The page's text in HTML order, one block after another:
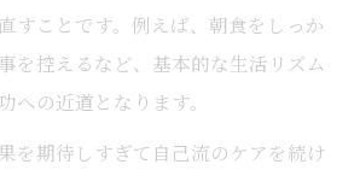
すことです。例えば、朝食をしっか
を控えるなど、基本的な生活リズム
への近道となります。
を期待しすぎて自己流のケアを続け